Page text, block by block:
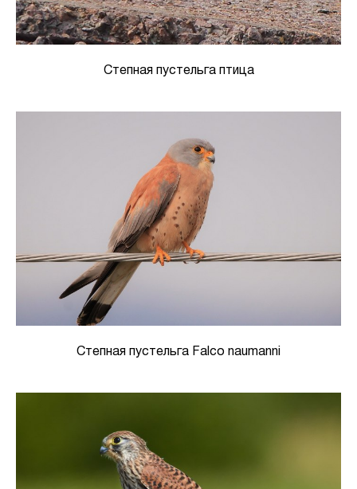
Степная пустельга птица
Степная пустельга Falco naumanni